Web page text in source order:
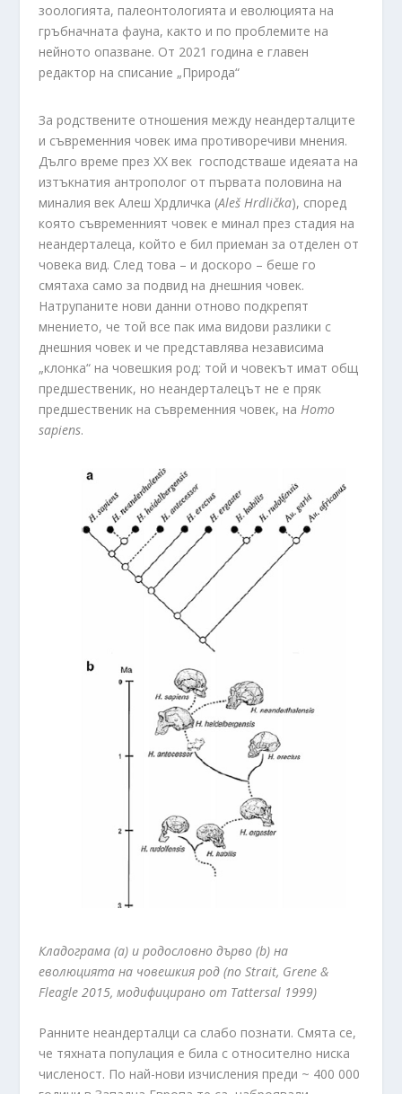
зоологията, палеонтологията и еволюцията на
гръбначната фауна, както и по проблемите на
нейното опазване. От 2021 година е главен
редактор на списание „Природа“
За родствените отношения между неандерталците
и съвременния човек има противоречиви мнения.
Дълго време през ХХ век господстваше идеяата на
изтъкнатия антрополог от първата половина на
миналия век Алеш Хрдличка (Aleš Hrdlička), според
която съвременният човек е минал през стадия на
неандерталеца, който е бил приеман за отделен от
човека вид. След това – и доскоро – беше го
смятаха само за подвид на днешния човек.
Натрупаните нови данни отново подкрепят
мнението, че той все пак има видови разлики с
днешния човек и че представлява независима
„клонка“ на човешкия род: той и човекът имат общ
предшественик, но неандерталецът не е пряк
предшественик на съвременния човек, на Homo
sapiens.
Кладограма (а) и родословно дърво (b) на
еволюцията на човешкия род (по Strait, Grene &
Fleagle 2015, модифицирано от Tattersal 1999)
Ранните неандерталци са слабо познати. Смята се,
че тяхната популация е била с относително ниска
численост. По най-нови изчисления преди ~ 400 000